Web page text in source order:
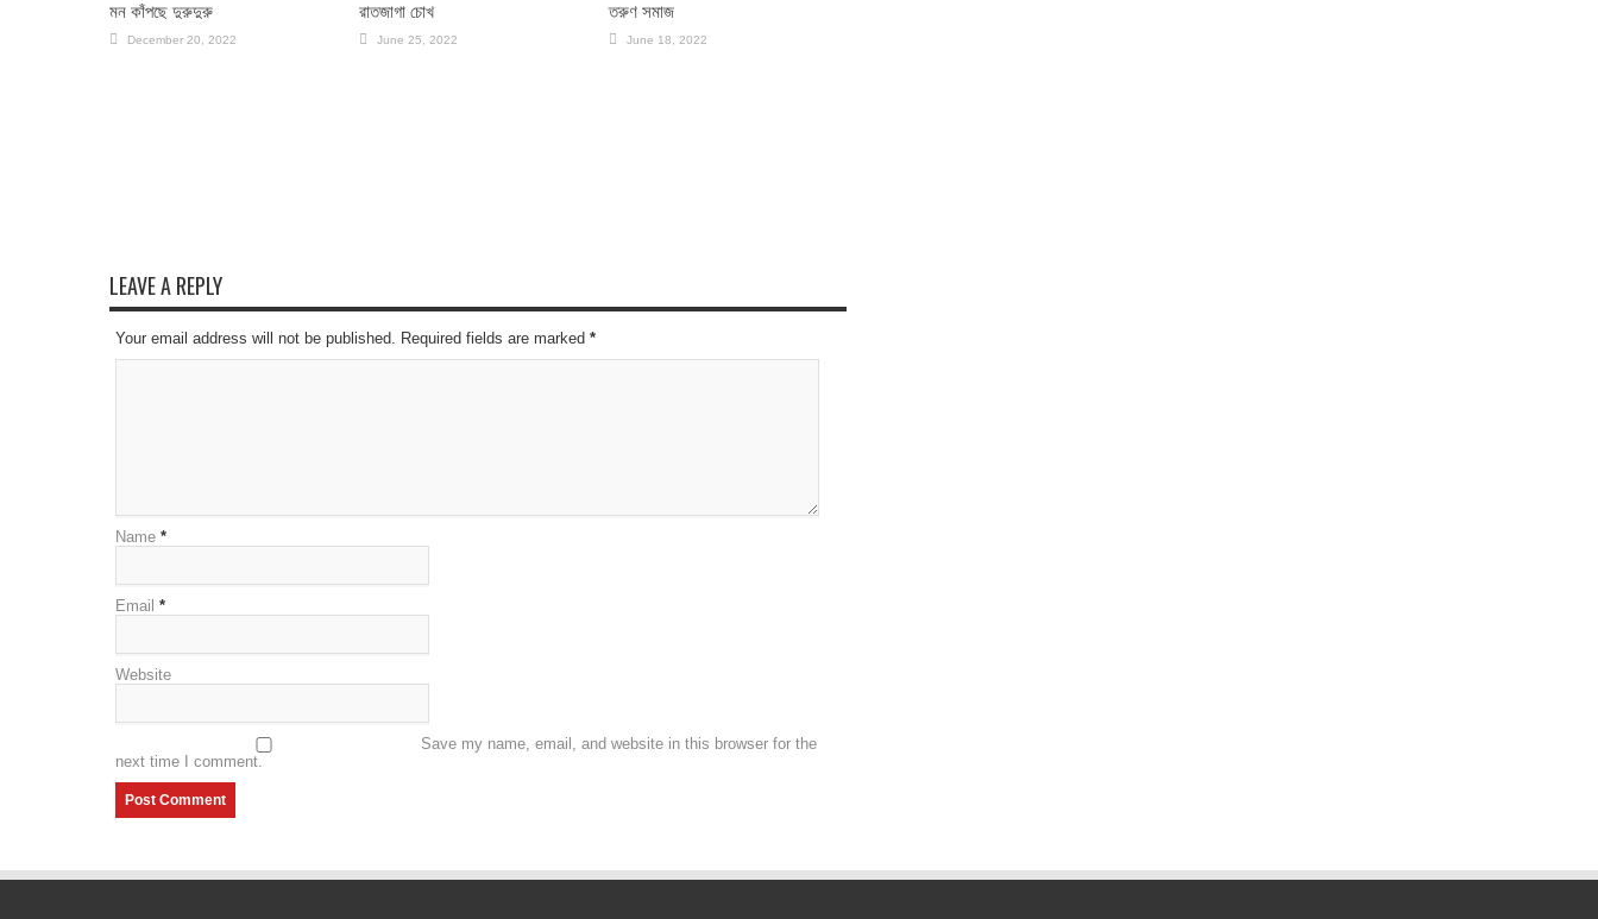
মন কাঁপছে দুরুদুরু
December 20, 2022
রাতজাগা চোখ
June 25, 2022
তরুণ সমাজ
June 18, 2022
LEAVE A REPLY
Your email address will not be published. Required fields are marked *
Name *
Email *
Website
Save my name, email, and website in this browser for the
next time I comment.